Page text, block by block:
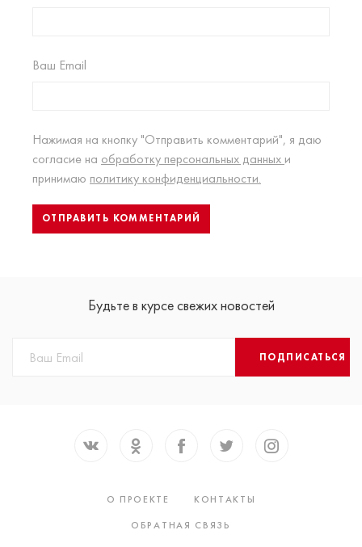
Ваш Email
Нажимая на кнопку "Отправить комментарий", я даю
согласие на обработку персональных данных и
принимаю политику конфиденциальности.
Будьте в курсе свежих новостей
ПОДПИСАТЬСЯ
О ПРОЕКТЕ
КОНТАКТЫ
ОБРАТНАЯ СВЯЗЬ